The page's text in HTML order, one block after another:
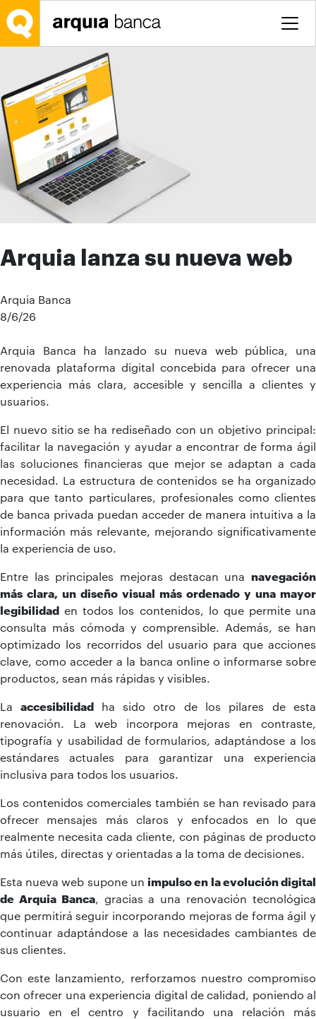
Saltar al contenido principal
Arquia lanza su nueva web
Arquia Banca
8/6/26
Arquia Banca ha lanzado su nueva web pública, una
renovada plataforma digital concebida para ofrecer una
experiencia más clara, accesible y sencilla a clientes y
usuarios.
El nuevo sitio se ha rediseñado con un objetivo principal:
facilitar la navegación y ayudar a encontrar de forma ágil
las soluciones financieras que mejor se adaptan a cada
necesidad. La estructura de contenidos se ha organizado
para que tanto particulares, profesionales como clientes
de banca privada puedan acceder de manera intuitiva a la
información más relevante, mejorando significativamente
la experiencia de uso.
Entre las principales mejoras destacan una navegación
más clara, un diseño visual más ordenado y una mayor
legibilidad en todos los contenidos, lo que permite una
consulta más cómoda y comprensible. Además, se han
optimizado los recorridos del usuario para que acciones
clave, como acceder a la banca online o informarse sobre
productos, sean más rápidas y visibles.
Laaccesibilidad ha sido otro de los pilares de esta
renovación. La web incorpora mejoras en contraste,
tipografía y usabilidad de formularios, adaptándose a los
estándares actuales para garantizar una experiencia
inclusiva para todos los usuarios.
Los contenidos comerciales también se han revisado para
ofrecer mensajes más claros y enfocados en lo que
realmente necesita cada cliente, con páginas de producto
más útiles, directas y orientadas a la toma de decisiones.
Esta nueva web supone unimpulso en la evolución digital
de Arquia Banca, gracias a una renovación tecnológica
que permitirá seguir incorporando mejoras de forma ágil y
continuar adaptándose a las necesidades cambiantes de
sus clientes.
Con este lanzamiento, rerforzamos nuestro compromiso
con ofrecer una experiencia digital de calidad, poniendo al
usuario en el centro y facilitando una relación más